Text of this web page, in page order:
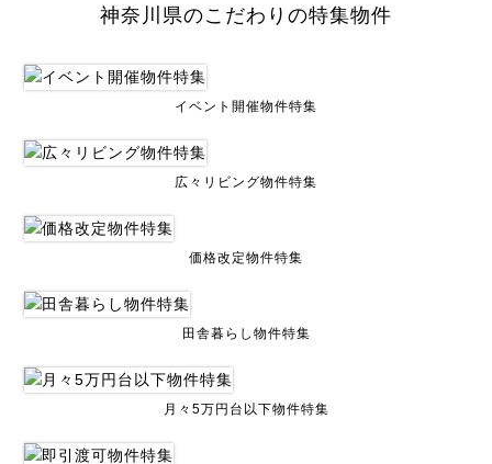
神奈川県のこだわりの特集物件
イベント開催物件特集
広々リビング物件特集
価格改定物件特集
田舎暮らし物件特集
月々5万円台以下物件特集